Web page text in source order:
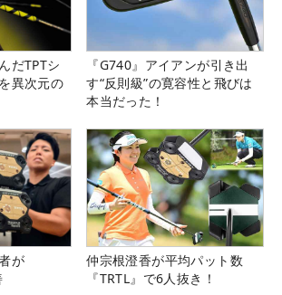
だTPTシ
異次元の
『G740』アイアンが引き出
す“反則級”の寛容性と飛びは
本当だった！
が
仲宗根澄香が平均パット数
『TRTL』で6人抜き！